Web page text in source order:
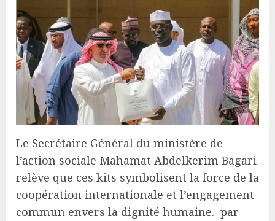
Le Secrétaire Général du ministère de
l’action sociale Mahamat Abdelkerim Bagari
relève que ces kits symbolisent la force de la
coopération internationale et l’engagement
commun envers la dignité humaine. par